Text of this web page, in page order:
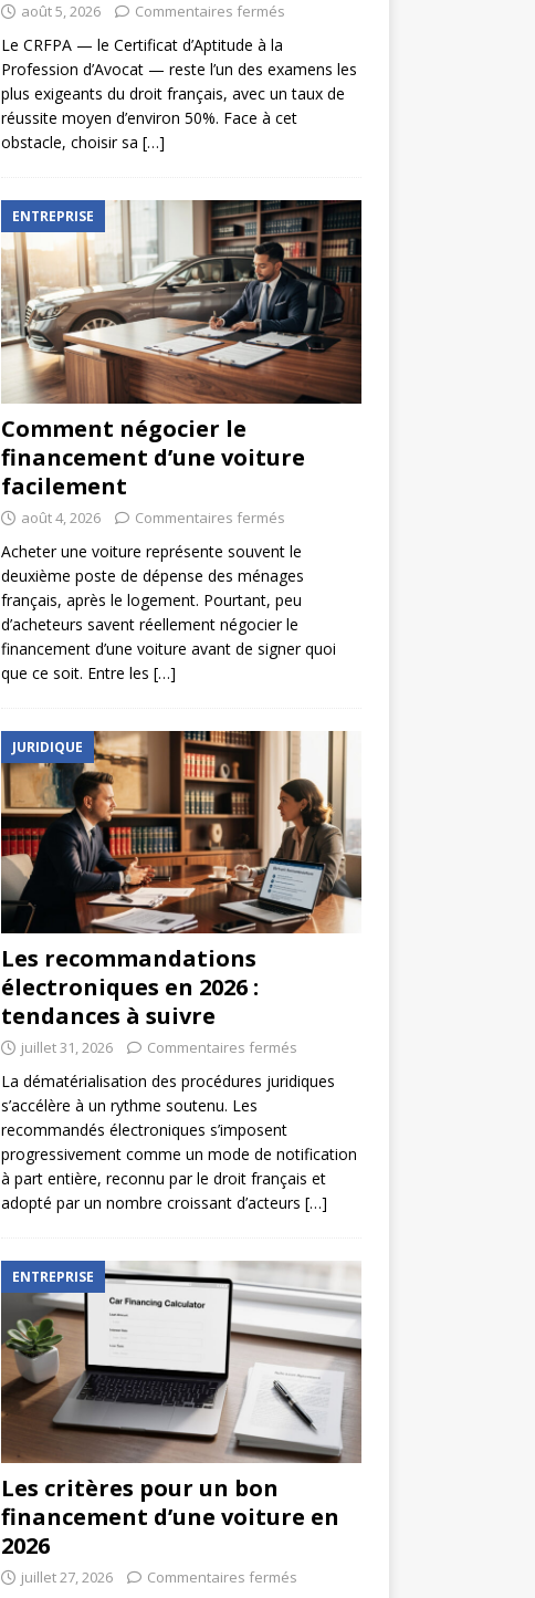
août 5, 2026 Commentaires fermés
Le CRFPA — le Certificat d’Aptitude à la
Profession d’Avocat — reste l’un des examens les
plus exigeants du droit français, avec un taux de
réussite moyen d’environ 50%. Face à cet
obstacle, choisir sa […]
ENTREPRISE
Comment négocier le
financement d’une voiture
facilement
août 4, 2026 Commentaires fermés
Acheter une voiture représente souvent le
deuxième poste de dépense des ménages
français, après le logement. Pourtant, peu
d’acheteurs savent réellement négocier le
financement d’une voiture avant de signer quoi
que ce soit. Entre les […]
JURIDIQUE
Les recommandations
électroniques en 2026 :
tendances à suivre
juillet 31, 2026 Commentaires fermés
La dématérialisation des procédures juridiques
s’accélère à un rythme soutenu. Les
recommandés électroniques s’imposent
progressivement comme un mode de notification
à part entière, reconnu par le droit français et
adopté par un nombre croissant d’acteurs […]
ENTREPRISE
Les critères pour un bon
financement d’une voiture en
2026
juillet 27, 2026 Commentaires fermés